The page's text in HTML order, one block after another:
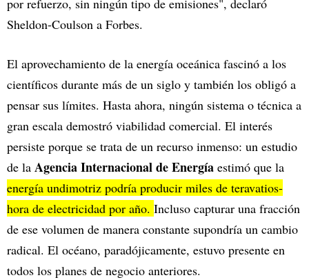
por refuerzo, sin ningún tipo de emisiones", declaró
Sheldon-Coulson a Forbes.
El aprovechamiento de la energía oceánica fascinó a los
científicos durante más de un siglo y también los obligó a
pensar sus límites. Hasta ahora, ningún sistema o técnica a
gran escala demostró viabilidad comercial. El interés
persiste porque se trata de un recurso inmenso: un estudio
de la Agencia Internacional de Energía estimó que la
energía undimotriz podría producir miles de teravatios-
hora de electricidad por año. Incluso capturar una fracción
de ese volumen de manera constante supondría un cambio
radical. El océano, paradójicamente, estuvo presente en
todos los planes de negocio anteriores.